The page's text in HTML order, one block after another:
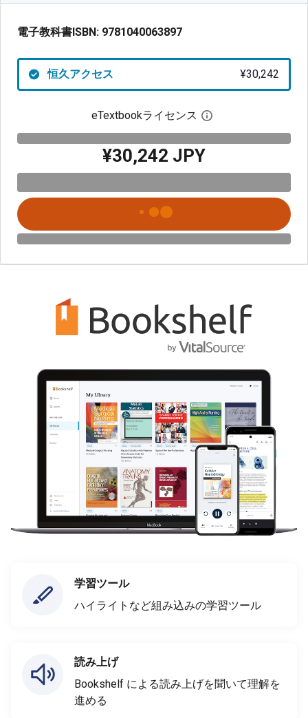
電子教科書ISBN: 9781040063897
恒久アクセス ¥30,242
eTextbookライセンス デジタルライセン
¥30,242 JPY
学習ツール
ハイライトなど組み込みの学習ツール
読み上げ
Bookshelf による読み上げを聞いて理解を
進める